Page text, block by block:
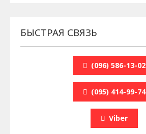
БЫСТРАЯ СВЯЗЬ
(096) 586-13-02
(095) 414-99-74
Viber